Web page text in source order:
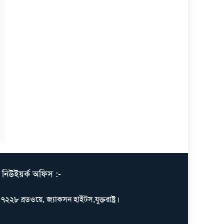
নিউইয়র্ক অফিস :-
৭২২৮ ব্রডওয়ে, জ্যাকসন হাইটস,যুক্তরাষ্ট্র।